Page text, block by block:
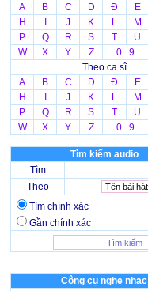
A
B C D Đ E
H
J K L M
P
Q R S T U
W
X Y Z
0 9
Theo ca sĩ
A
B C D Đ E
H
J K L M
P
Q R S T U
W
X Y Z 0 9
Tìm kiếm audio
Tìm
Theo
Tìm chính xác
Gần chính xác
Công cụ nghe nhạc